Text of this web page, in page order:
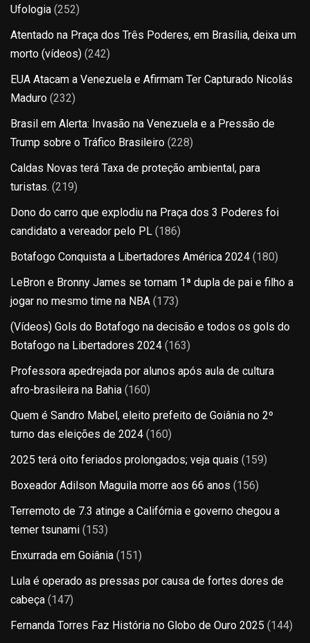
Ufologia (252)
Atentado na Praça dos Três Poderes, em Brasília, deixa um
morto (vídeos) (242)
EUA Atacam a Venezuela e Afirmam Ter Capturado Nicolás
Maduro (232)
Brasil em Alerta: Invasão na Venezuela e a Pressão de
Trump sobre o Tráfico Brasileiro (228)
Caldas Novas terá Taxa de proteção ambiental, para
turistas. (219)
Dono do carro que explodiu na Praça dos 3 Poderes foi
candidato a vereador pelo PL (186)
Botafogo Conquista a Libertadores América 2024 (180)
LeBron e Bronny James se tornam 1ª dupla de pai e filho a
jogar no mesmo time na NBA (173)
(Vídeos) Gols do Botafogo na decisão e todos os gols do
Botafogo na Libertadores 2024 (163)
Professora apedrejada por alunos após aula de cultura
afro-brasileira na Bahia (160)
Quem é Sandro Mabel, eleito prefeito de Goiânia no 2º
turno das eleições de 2024 (160)
2025 terá oito feriados prolongados; veja quais (159)
Boxeador Adilson Maguila morre aos 66 anos (156)
Terremoto de 7.3 atinge a Califórnia e governo chegou a
temer tsunami (153)
Enxurrada em Goiânia (151)
Lula é operado as pressas por causa de fortes dores de
cabeça (147)
Fernanda Torres Faz História no Globo de Ouro 2025 (144)